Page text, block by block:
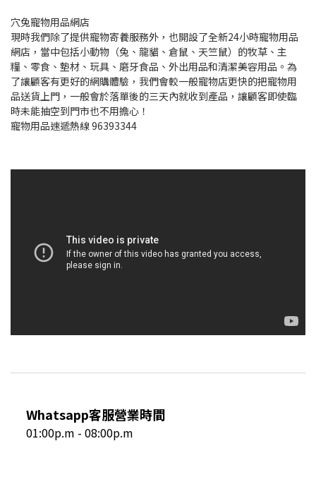
穴兔寵物用品網店
現時我們除了提供寵物寄養服務外，也開設了全新24小時寵物用品
網店，當中包括小動物（兔、龍貓、倉鼠、天竺鼠）的牧草、主
糧、零食、墊材、玩具、磨牙食品、外出用品和清潔美容用品。為
了讓顧客有更好的網購體驗，我們會較一般寵物店更快的把寵物用
品送貨上門，一般會於落單後的三天內就收到產品，讓顧客即使臨
時未能抽空到門市也不用擔心！
寵物用品速遞熱線 96393344
Whatsapp客服營業時間
01:00p.m - 08:00p.m